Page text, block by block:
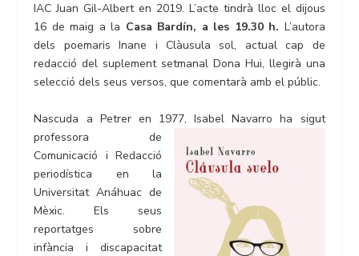
IAC Juan Gil-Albert en 2019. L’acte tindrà lloc el dijous
16 de maig a la Casa Bardín, a les 19.30 h. L’autora
dels poemaris Inane i Clàusula sol, actual cap de
redacció del suplement setmanal Dona Hui, llegirà una
selecció dels seus versos, que comentarà amb el públic.
Nascuda a Petrer en 1977, Isabel Navarro ha sigut
professora de
Comunicació i Redacció
periodística en la
Universitat Anáhuac de
Mèxic. Els seus
reportatges sobre
infància i discapacitat